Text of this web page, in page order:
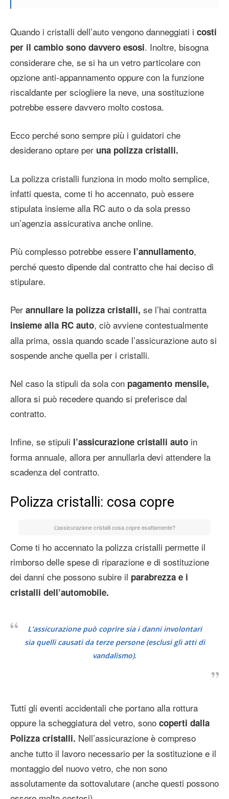
Quando i cristalli dell’auto vengono danneggiati i costi
per il cambio sono davvero esosi. Inoltre, bisogna
considerare che, se si ha un vetro particolare con
opzione anti-appannamento oppure con la funzione
riscaldante per sciogliere la neve, una sostituzione
potrebbe essere davvero molto costosa.
Ecco perché sono sempre più i guidatori che
desiderano optare per una polizza cristalli.
La polizza cristalli funziona in modo molto semplice,
infatti questa, come ti ho accennato, può essere
stipulata insieme alla RC auto o da sola presso
un’agenzia assicurativa anche online.
Più complesso potrebbe essere l’annullamento,
perché questo dipende dal contratto che hai deciso di
stipulare.
Per annullare la polizza cristalli, se l’hai contratta
insieme alla RC auto, ciò avviene contestualmente
alla prima, ossia quando scade l’assicurazione auto si
sospende anche quella per i cristalli.
Nel caso la stipuli da sola con pagamento mensile,
allora si può recedere quando si preferisce dal
contratto.
Infine, se stipuli l’assicurazione cristalli auto in
forma annuale, allora per annullarla devi attendere la
scadenza del contratto.
Polizza cristalli: cosa copre
L’assicurazione cristalli cosa copre esattamente?
Come ti ho accennato la polizza cristalli permette il
rimborso delle spese di riparazione e di sostituzione
dei danni che possono subire il parabrezza e i
cristalli dell’automobile.
L’assicurazione può coprire sia i danni involontari
sia quelli causati da terze persone (esclusi gli atti di
vandalismo).
Tutti gli eventi accidentali che portano alla rottura
oppure la scheggiatura del vetro, sono coperti dalla
Polizza cristalli. Nell’assicurazione è compreso
anche tutto il lavoro necessario per la sostituzione e il
montaggio del nuovo vetro, che non sono
assolutamente da sottovalutare (anche questi possono